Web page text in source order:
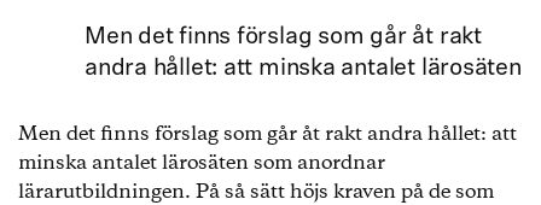
Men det finns förslag som går åt rakt
andra hållet: att minska antalet lärosäten
Men det finns förslag som går åt rakt andra hållet: att
minska antalet lärosäten som anordnar
lärarutbildningen. På så sätt höjs kraven på de som